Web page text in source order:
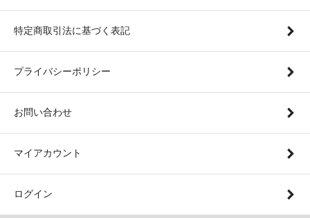
特定商取引法に基づく表記
プライバシーポリシー
お問い合わせ
マイアカウント
ログイン